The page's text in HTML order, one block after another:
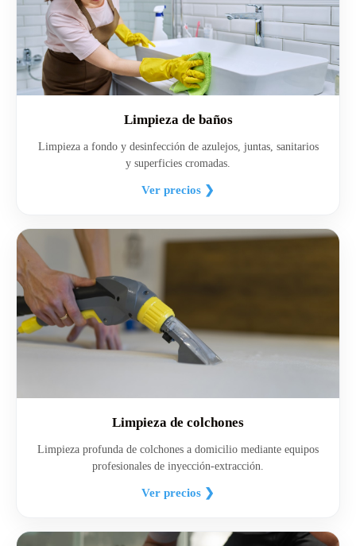
Limpieza de baños
Limpieza a fondo y desinfección de azulejos, juntas, sanitarios
y superficies cromadas.
Ver precios ❯
Limpieza de colchones
Limpieza profunda de colchones a domicilio mediante equipos
profesionales de inyección-extracción.
Ver precios ❯